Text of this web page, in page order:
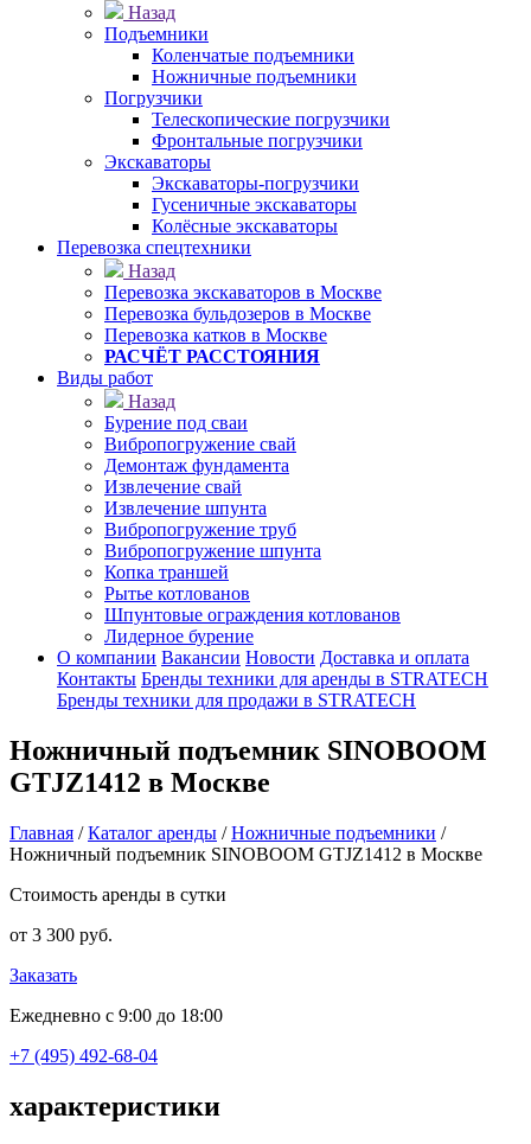
Назад
Подъемники
Коленчатые подъемники
Ножничные подъемники
Погрузчики
Телескопические погрузчики
Фронтальные погрузчики
Экскаваторы
Экскаваторы-погрузчики
Гусеничные экскаваторы
Колёсные экскаваторы
Перевозка спецтехники
Назад
Перевозка экскаваторов в Москве
Перевозка бульдозеров в Москве
Перевозка катков в Москве
РАСЧЁТ РАССТОЯНИЯ
Виды работ
Назад
Бурение под сваи
Вибропогружение свай
Демонтаж фундамента
Извлечение свай
Извлечение шпунта
Вибропогружение труб
Вибропогружение шпунта
Копка траншей
Рытье котлованов
Шпунтовые ограждения котлованов
Лидерное бурение
О компании Вакансии Новости Доставка и оплата
Контакты Бренды техники для аренды в STRATECH
Бренды техники для продажи в STRATECH
Ножничный подъемник SINOBOOM
GTJZ1412 в Москве
Главная / Каталог аренды / Ножничные подъемники /
Ножничный подъемник SINOBOOM GTJZ1412 в Москве
Стоимость аренды в сутки
от 3 300 руб.
Заказать
Ежедневно с 9:00 до 18:00
+7 (495) 492-68-04
характеристики